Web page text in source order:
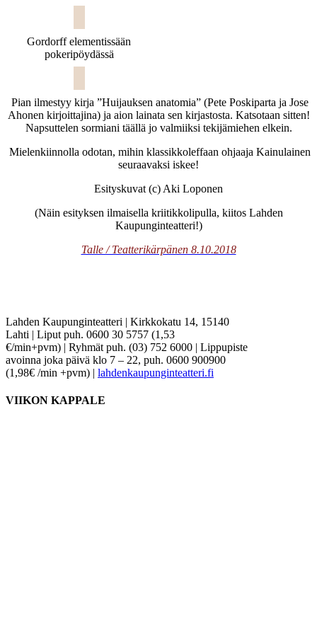
Gordorff elementissään
pokeripöydässä
Pian ilmestyy kirja ”Huijauksen anatomia” (Pete Poskiparta ja Jose
Ahonen kirjoittajina) ja aion lainata sen kirjastosta. Katsotaan sitten!
Napsuttelen sormiani täällä jo valmiiksi tekijämiehen elkein.
Mielenkiinnolla odotan, mihin klassikkoleffaan ohjaaja Kainulainen
seuraavaksi iskee!
Esityskuvat (c) Aki Loponen
(Näin esityksen ilmaisella kriitikkolipulla, kiitos Lahden
Kaupunginteatteri!)
Talle / Teatterikärpänen 8.10.2018
Lahden Kaupunginteatteri | Kirkkokatu 14, 15140
Lahti | Liput puh. 0600 30 5757 (1,53
€/min+pvm) | Ryhmät puh. (03) 752 6000 | Lippupiste
avoinna joka päivä klo 7 – 22, puh. 0600 900900
(1,98€ /min +pvm) | lahdenkaupunginteatteri.fi
VIIKON KAPPALE